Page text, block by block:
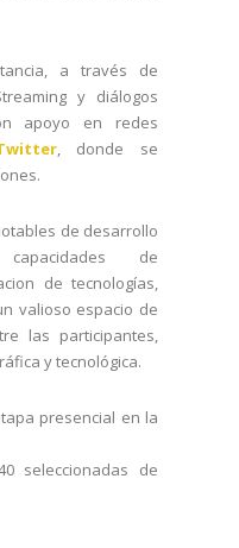
a través de
y diálogos
apoyo en redes
, donde se
de desarrollo
de
de tecnologías,
valioso espacio de
las participantes,
y tecnológica.
presencial en la
seleccionadas de